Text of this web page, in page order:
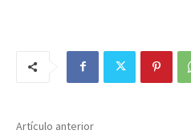
Artículo anterior